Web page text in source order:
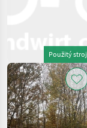
Použitý stroj